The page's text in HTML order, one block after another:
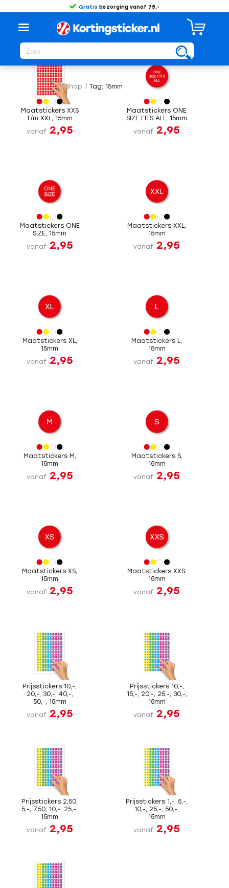
Gratis bezorging vanaf 75,-
/ Shop / Tag: 15mm
Sorteer opStandaard
Maatstickers XXS
t/m XXL, 15mm
vanaf 2,95
Maatstickers ONE
SIZE FITS ALL, 15mm
vanaf 2,95
Maatstickers ONE
SIZE, 15mm
vanaf 2,95
Maatstickers XXL,
15mm
vanaf 2,95
Maatstickers XL,
15mm
vanaf 2,95
Maatstickers L,
15mm
vanaf 2,95
Maatstickers M,
15mm
vanaf 2,95
Maatstickers S,
15mm
vanaf 2,95
Maatstickers XS,
15mm
vanaf 2,95
Maatstickers XXS,
15mm
vanaf 2,95
Prijsstickers 10,-,
20,-, 30,-, 40,-,
50,-, 15mm
vanaf 2,95
Prijsstickers 10,-,
15,-, 20,-, 25,-, 30,-,
15mm
vanaf 2,95
Prijsstickers 2,50,
5,-, 7,50, 10,-, 25,-,
15mm
vanaf 2,95
Prijsstickers 1,-, 5,-,
10,-, 25,-, 50,-,
15mm
vanaf 2,95